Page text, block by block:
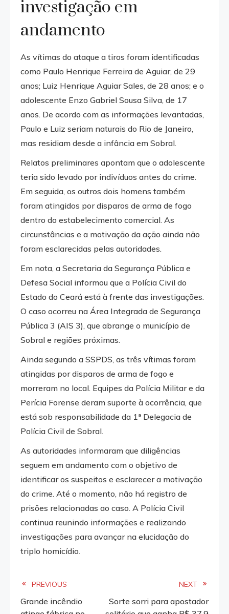
investigação em
andamento
As vítimas do ataque a tiros foram identificadas
como Paulo Henrique Ferreira de Aguiar, de 29
anos; Luiz Henrique Aguiar Sales, de 28 anos; e o
adolescente Enzo Gabriel Sousa Silva, de 17
anos. De acordo com as informações levantadas,
Paulo e Luiz seriam naturais do Rio de Janeiro,
mas residiam desde a infância em Sobral.
Relatos preliminares apontam que o adolescente
teria sido levado por indivíduos antes do crime.
Em seguida, os outros dois homens também
foram atingidos por disparos de arma de fogo
dentro do estabelecimento comercial. As
circunstâncias e a motivação da ação ainda não
foram esclarecidas pelas autoridades.
Em nota, a Secretaria da Segurança Pública e
Defesa Social informou que a Polícia Civil do
Estado do Ceará está à frente das investigações.
O caso ocorreu na Área Integrada de Segurança
Pública 3 (AIS 3), que abrange o município de
Sobral e regiões próximas.
Ainda segundo a SSPDS, as três vítimas foram
atingidas por disparos de arma de fogo e
morreram no local. Equipes da Polícia Militar e da
Perícia Forense deram suporte à ocorrência, que
está sob responsabilidade da 1ª Delegacia de
Polícia Civil de Sobral.
As autoridades informaram que diligências
seguem em andamento com o objetivo de
identificar os suspeitos e esclarecer a motivação
do crime. Até o momento, não há registro de
prisões relacionadas ao caso. A Polícia Civil
continua reunindo informações e realizando
investigações para avançar na elucidação do
triplo homicídio.
Read
PREVIOUS
Grande incêndio
NEXT
Sorte sorri para apostador